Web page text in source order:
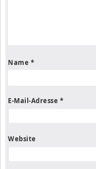
Name *
E-Mail-Adresse *
Website